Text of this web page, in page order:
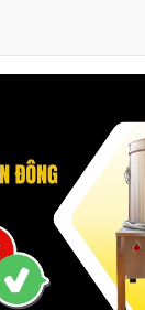
304 tiêu chuẩn
nhiệt bảo ôn
khiển thông minh